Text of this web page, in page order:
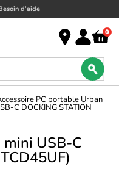
d’aide
0
PC portable Urban
C DOCKING STATION
USB-C